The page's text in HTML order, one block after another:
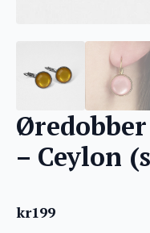
– Ceylon
kr199